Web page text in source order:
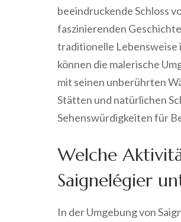
beeindruckende Schloss
faszinierenden
traditionelle Lebensweise
können die malerische
mit seinen unberührten
Stätten und natürlichen
Sehenswürdigkeiten für
Welche
Saignelégier
In der Umgebung von